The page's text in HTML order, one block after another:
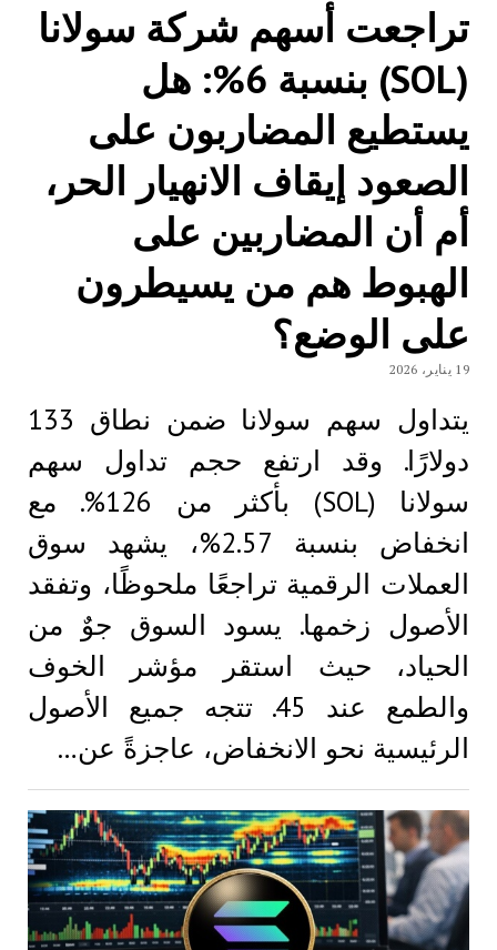
تراجعت أسهم شركة سولانا
(SOL) بنسبة 6%: هل
يستطيع المضاربون على
الصعود إيقاف الانهيار الحر،
أم أن المضاربين على
الهبوط هم من يسيطرون
على الوضع؟
19 يناير، 2026
يتداول سهم سولانا ضمن نطاق 133
دولارًا. وقد ارتفع حجم تداول سهم
سولانا (SOL) بأكثر من 126%. مع
انخفاض بنسبة 2.57%، يشهد سوق
العملات الرقمية تراجعًا ملحوظًا، وتفقد
الأصول زخمها. يسود السوق جوٌ من
الحياد، حيث استقر مؤشر الخوف
والطمع عند 45. تتجه جميع الأصول
الرئيسية نحو الانخفاض، عاجزةً عن…